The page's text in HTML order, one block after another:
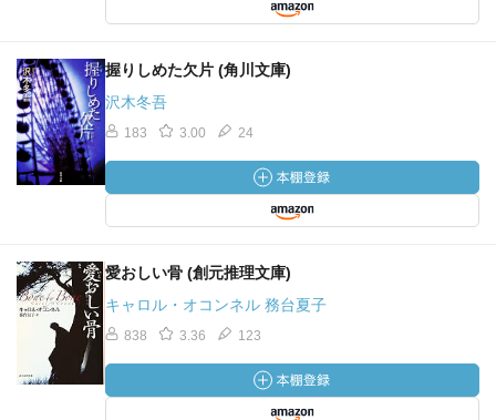
握りしめた欠片 (角川文庫)
沢木冬吾
183 3.00 24
愛おしい骨 (創元推理文庫)
キャロル・オコンネル 務台夏子
838 3.36 123